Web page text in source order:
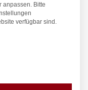
anpassen. Bitte
verfügbar sind.
für die eine